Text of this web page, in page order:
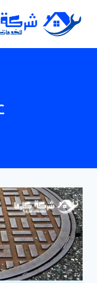
المحتوى